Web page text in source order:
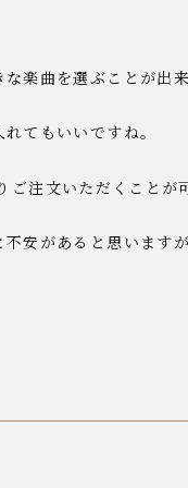
楽曲を選ぶことが出来
てもいいですね。
ご注文いただくことが
安があると思いますが